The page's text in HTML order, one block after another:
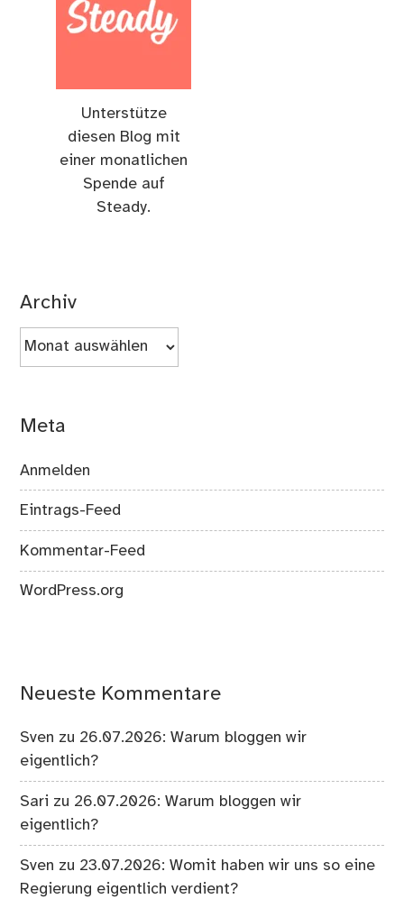
Unterstütze
diesen Blog mit
einer monatlichen
Spende auf
Steady.
Archiv
Archiv
Meta
Anmelden
Eintrags-Feed
Kommentar-Feed
WordPress.org
Neueste Kommentare
Sven zu 26.07.2026: Warum bloggen wir
eigentlich?
Sari zu 26.07.2026: Warum bloggen wir
eigentlich?
Sven zu 23.07.2026: Womit haben wir uns so eine
Regierung eigentlich verdient?